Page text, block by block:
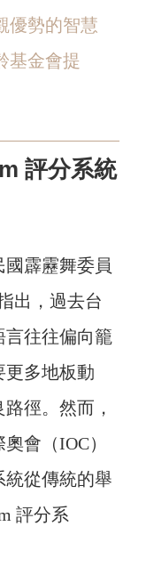
優勢的智慧
基金會提
評分系統
霹靂舞委員
出，過去台
往往偏向籠
更多地板動
徑。然而，
會（IOC）
從傳統的舉
評分系